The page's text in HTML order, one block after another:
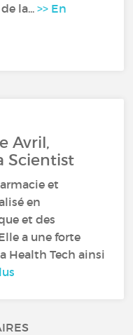
la...>> En
Avril,
Scientist
et
en
et des
a une forte
Health Tech ainsi